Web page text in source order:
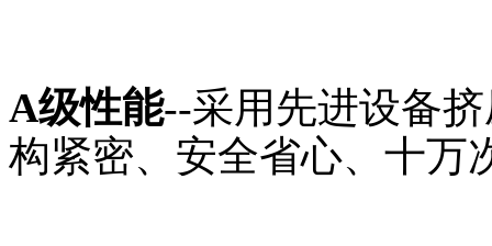
A级性能--采用先进设备
构紧密、安全省心、十万